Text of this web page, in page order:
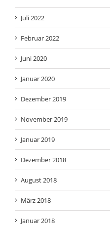
Juli 2022
Februar 2022
Juni 2020
Januar 2020
Dezember 2019
November 2019
Januar 2019
Dezember 2018
August 2018
März 2018
Januar 2018